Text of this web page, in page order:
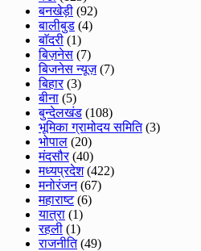
बनखेड़ी (92)
बालीबुड (4)
बाॅदरी (1)
बिज़नेस (7)
बिजनेस न्यूज़(7)
बिहार(3)
बीना (5)
बुन्देलखंड (108)
भूमिका ग्रामोदय समिति(3)
भोपाल (20)
मंदसौर(40)
मध्यप्रदेश(422)
मनोरंजन(67)
महाराष्ट(6)
यात्रा (1)
रहली (1)
राजनीति(49)